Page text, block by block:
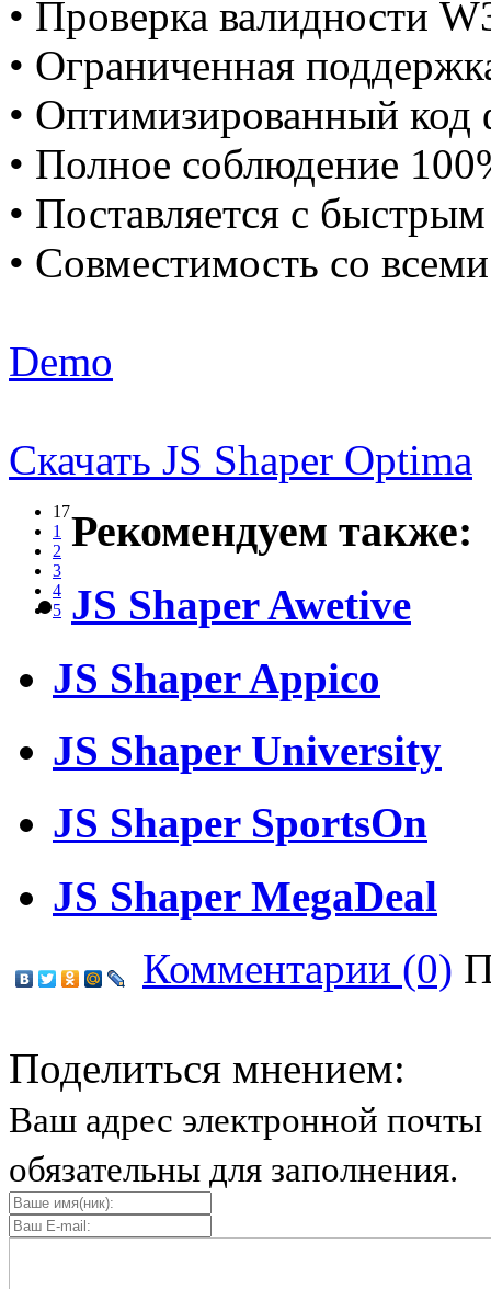
• Проверка валидности
• Ограниченная
• Оптимизированный код
• Полное соблюдение
• Поставляется с
• Совместимость со
Demo
Скачать JS Shaper Optima
17
1
2
3
4
5
Рекомендуем также:
JS Shaper Awetive
JS Shaper Appico
JS Shaper University
JS Shaper SportsOn
JS Shaper MegaDeal
Комментарии (0)
Поделиться мнением:
Ваш адрес электронной
обязательны для заполнения.